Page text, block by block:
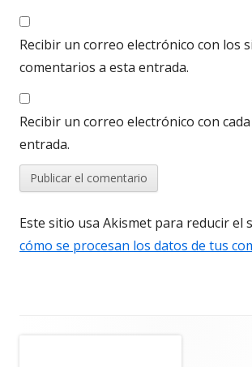
Recibir un correo electrónico con los
comentarios a esta entrada.
Recibir un correo electrónico con
entrada.
Este sitio usa Akismet para reducir el
cómo se procesan los datos de tus